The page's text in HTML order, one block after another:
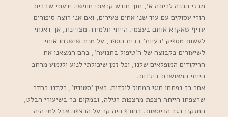
מבלי הכנה לכיתה א’, תוך חודש קראתי חופשי. ידעתי שבבית
הורי עסוקים עם עוד שני אחים צעירים, ואם אני רוצה סיפורים-
עדיף שאקרא אותם בעצמי. הייתי תלמידה מצויינת, אך דאגתי
לעשות מספיק ‘בעיות’ בבית הספר, על מנת שישלחו אותי
לשיעורים בקבוצה של ה’טיפול בתנועה’, בהם המצאנו את
הריקודים המופלאים שלנו, וכל זמן שיכולתי לנוע ולגמוע מרחב –
הייתי המאושרת בילדות.
אחר כך נפתחו חוגי המחול לילדים. באין ‘סטודיו’, רקדנו בחדר
שרצפתו הייתה רצפת מרצפות רגילה, ובמקום בר בשיעורי הבלט,
החזקנו בגב הכיסאות. בחורף היה קר על הרצפה אבל למי היה